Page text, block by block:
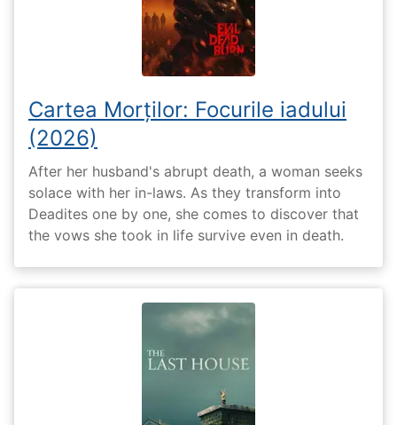
Cartea Morților: Focurile iadului
(2026)
After her husband's abrupt death, a woman seeks
solace with her in-laws. As they transform into
Deadites one by one, she comes to discover that
the vows she took in life survive even in death.